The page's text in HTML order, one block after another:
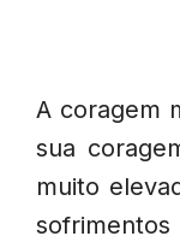
A coragem
sua
muito